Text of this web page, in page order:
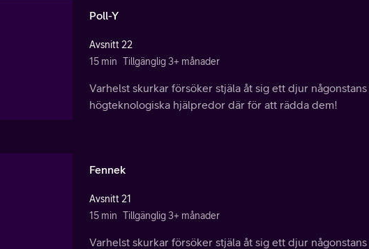
Poll-Y
Avsnitt 22
15 min Tillgänglig 3+ månader
Varhelst skurkar försöker stjäla åt sig ett djur
högteknologiska hjälpredor där för att rädda dem!
Fennek
Avsnitt 21
15 min Tillgänglig 3+ månader
Varhelst skurkar försöker stjäla åt sig ett djur